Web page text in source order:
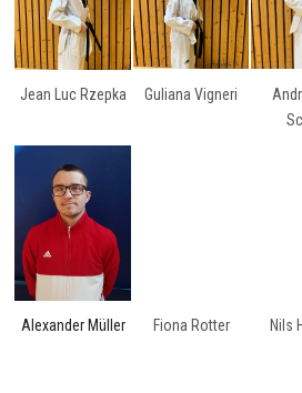
Jean Luc Rzepka Guliana Vigneri
Alexander Müller Fiona Rotter Nils